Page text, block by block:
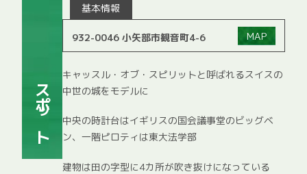
スポット
基本情報
932-0046 小矢部市観音町4-6 MAP
キャッスル・オブ・スピリットと呼ばれるスイスの
中世の城をモデルに
中央の時計台はイギリスの国会議事堂のビッグベ
ン、一階ピロティは東大法学部
建物は田の字型に4カ所が吹き抜けになっている